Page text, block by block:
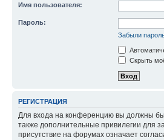
Имя пользователя:
Пароль:
Забыли
Скрыть
РЕГИСТРАЦИЯ
Для входа на конференцию вы должны
также дополнительные привилегии для
присутствие на форумах означает